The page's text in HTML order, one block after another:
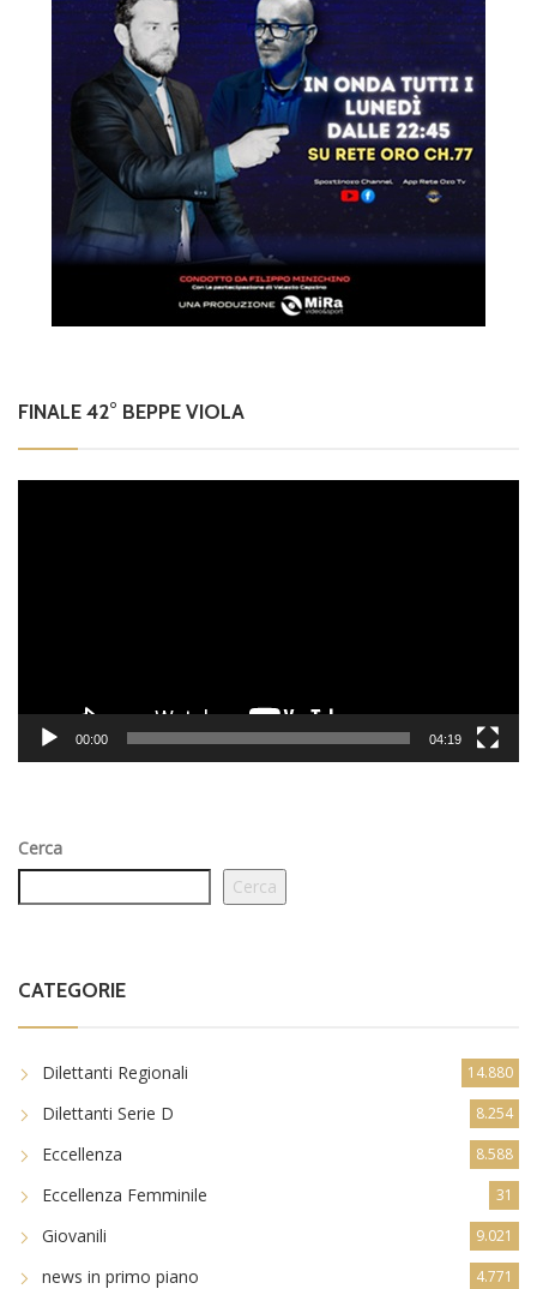
FINALE 42° BEPPE VIOLA
00:00 04:19
Cerca
Cerca
CATEGORIE
Dilettanti Regionali 14.880
Dilettanti Serie D 8.254
Eccellenza 8.588
Eccellenza Femminile 31
Giovanili 9.021
news in primo piano 4.771